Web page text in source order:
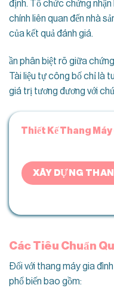
định. Tổ chức chứng
chính liên quan đến nhà
của kết quả đánh giá.
ần phân biệt rõ giữa
Tài liệu tự công bố chỉ là
giá trị tương đương với
Thiết Kế Thang
XÂY DỰNG
Các Tiêu Chuẩn
Đối với thang máy gia
phổ biến bao gồm: